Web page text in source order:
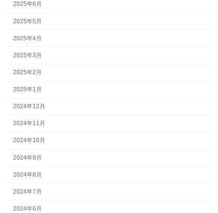
2025年6月
2025年5月
2025年4月
2025年3月
2025年2月
2025年1月
2024年12月
2024年11月
2024年10月
2024年9月
2024年8月
2024年7月
2024年6月